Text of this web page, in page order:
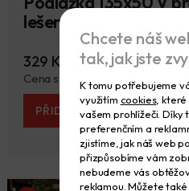
lešení - nová
329 Kč 349 Kč
Cena s DPH 398 Kč 422 Kč
PŘIDAT DO KOŠÍKU
Chcete náš
tak, jak jste
K tomu potřebujeme
využitím cookies, které
vašem prohlížeči. Díky
preferenčním a
zjistíme, jak náš web
přizpůsobíme vám
nebudeme vás
reklamou. Můžete